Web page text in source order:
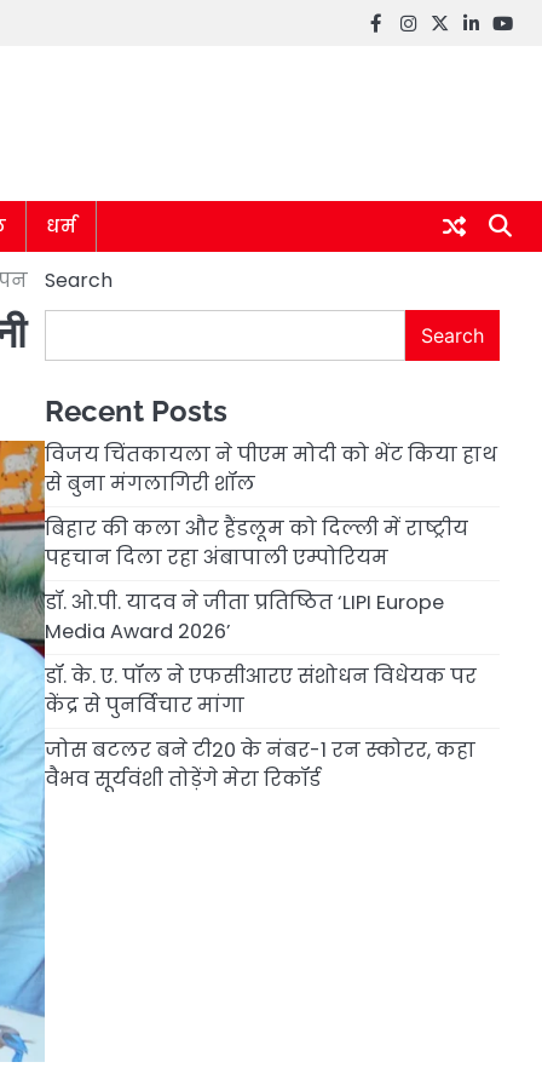
Facebook
instagram
twitter
linkedin
धर्म
Search
Search
Recent Posts
विजय चिंतकायला ने पीएम मोदी को भेंट किया हाथ
से बुना मंगलागिरी शॉल
बिहार की कला और हैंडलूम को दिल्ली में राष्ट्रीय
पहचान दिला रहा अंबापाली एम्पोरियम
डॉ. ओ.पी. यादव ने जीता प्रतिष्ठित ‘LIPI Europe
Media Award 2026’
डॉ. के. ए. पॉल ने एफसीआरए संशोधन विधेयक पर
केंद्र से पुनर्विचार मांगा
जोस बटलर बने टी20 के नंबर-1 रन स्कोरर, कहा
वैभव सूर्यवंशी तोड़ेंगे मेरा रिकॉर्ड